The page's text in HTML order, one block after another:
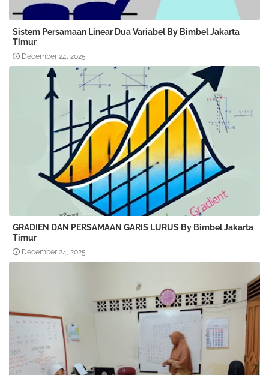
Sistem Persamaan Linear Dua Variabel By Bimbel Jakarta
Timur
December 24, 2025
GRADIEN DAN PERSAMAAN GARIS LURUS By Bimbel Jakarta
Timur
December 24, 2025